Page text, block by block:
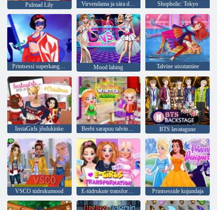
Pulmad Lily Virvendama ja sära dress up Shopholic: Tokyo
Printsessi superkangelased Mood lahing Talvine uisutamine
InstaGirls jõulukinke Beebi sarapuu talvine mood BTS lavatagune
VSCO tüdrukumood E-tüdrukute transformatsioon Printsesside kujundaja